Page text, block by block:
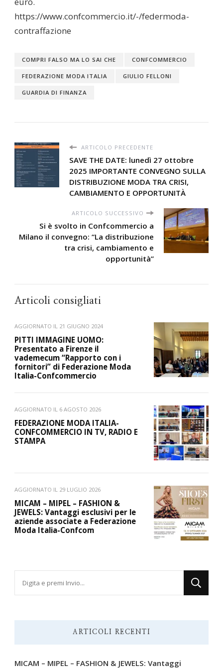
https://www.confcommercio.it/-/federmoda-
contraffazione
COMPRI FALSO MA LO SAI CHE CONFCOMMERCIO
FEDERAZIONE MODA ITALIA GIULIO FELLONI
GUARDIA DI FINANZA
ARTICOLO PRECEDENTE
SAVE THE DATE: lunedì 27 ottobre
2025 IMPORTANTE CONVEGNO SULLA
DISTRIBUZIONE MODA TRA CRISI,
CAMBIAMENTO E OPPORTUNITÀ
ARTICOLO SUCCESSIVO
Si è svolto in Confcommercio a
Milano il convegno: “La distribuzione
tra crisi, cambiamento e
opportunità”
Articoli consigliati
AGGIORNATO IL 21 GIUGNO 2024
PITTI IMMAGINE UOMO:
Presentato a Firenze il
vademecum “Rapporto con i
fornitori” di Federazione Moda
Italia-Confcommercio
AGGIORNATO IL 6 AGOSTO 2026
FEDERAZIONE MODA ITALIA-
CONFCOMMERCIO IN TV, RADIO E
STAMPA
AGGIORNATO IL 29 LUGLIO 2026
MICAM – MIPEL – FASHION &
JEWELS: Vantaggi esclusivi per le
aziende associate a Federazione
Moda Italia-Confcom
ARTICOLI RECENTI
MICAM – MIPEL – FASHION & JEWELS: Vantaggi